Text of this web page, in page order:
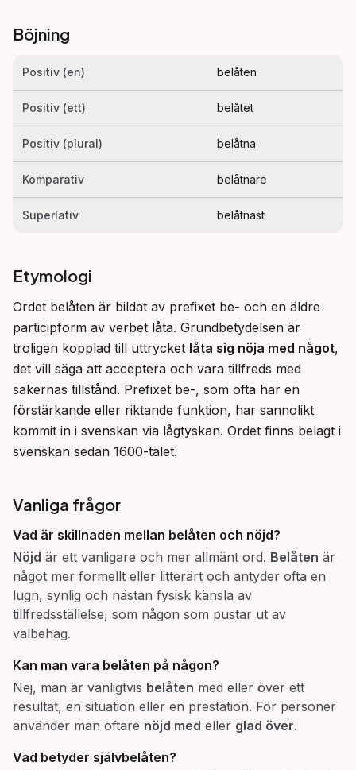
Böjning
Positiv (en) belåten
Positiv (ett) belåtet
Positiv (plural) belåtna
Komparativ belåtnare
Superlativ belåtnast
Etymologi
Ordet belåten är bildat av prefixet be- och en äldre
participform av verbet låta. Grundbetydelsen är
troligen kopplad till uttrycket låta sig nöja med något,
det vill säga att acceptera och vara tillfreds med
sakernas tillstånd. Prefixet be-, som ofta har en
förstärkande eller riktande funktion, har sannolikt
kommit in i svenskan via lågtyskan. Ordet finns belagt i
svenskan sedan 1600-talet.
Vanliga frågor
Vad är skillnaden mellan belåten och nöjd?
Nöjd är ett vanligare och mer allmänt ord. Belåten är
något mer formellt eller litterärt och antyder ofta en
lugn, synlig och nästan fysisk känsla av
tillfredsställelse, som någon som pustar ut av
välbehag.
Kan man vara belåten på någon?
Nej, man är vanligtvis belåten med eller över ett
resultat, en situation eller en prestation. För personer
använder man oftare nöjd med eller glad över.
Vad betyder självbelåten?